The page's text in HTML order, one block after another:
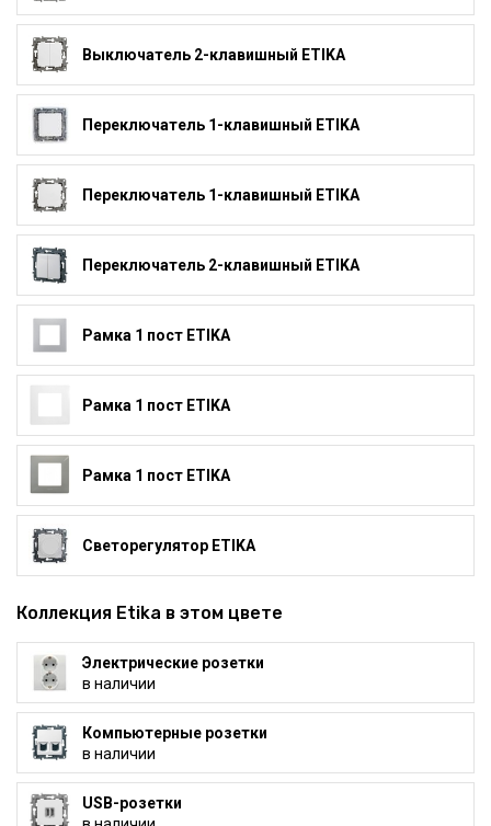
Выключатель 2-клавишный ETIKA
Переключатель 1-клавишный ETIKA
Переключатель 1-клавишный ETIKA
Переключатель 2-клавишный ETIKA
Рамка 1 пост ETIKA
Рамка 1 пост ETIKA
Рамка 1 пост ETIKA
Светорегулятор ETIKA
Коллекция Etika в этом цвете
Электрические розетки
в наличии
Компьютерные розетки
в наличии
USB-розетки